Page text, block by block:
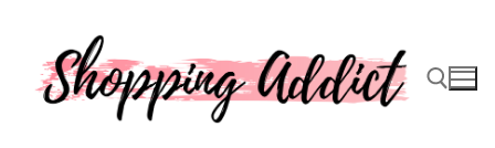
contenu